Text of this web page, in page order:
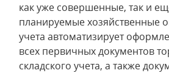
как уже совершенные, так и
планируемые хозяйственные
учета автоматизирует
всех первичных документов
складского учета, а также